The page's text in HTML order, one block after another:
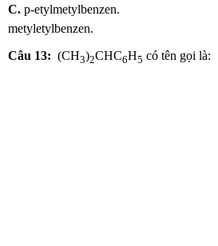
C. p-
metyletylbenzen.
Câu 13: (CH3)2CHC6H5 có tên gọi là: